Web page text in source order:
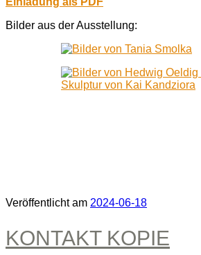
Bilder aus der Ausstellung:
Veröffentlicht am 2024-06-18
KONTAKT KOPIE